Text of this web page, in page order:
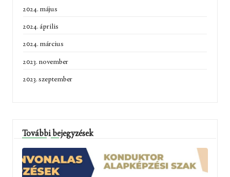
2024. május
2024. április
2024. március
2023. november
2023. szeptember
További bejegyzések